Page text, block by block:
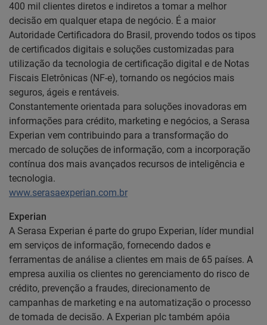
400 mil clientes diretos e indiretos a tomar a melhor
decisão em qualquer etapa de negócio. É a maior
Autoridade Certificadora do Brasil, provendo todos os tipos
de certificados digitais e soluções customizadas para
utilização da tecnologia de certificação digital e de Notas
Fiscais Eletrônicas (NF-e), tornando os negócios mais
seguros, ágeis e rentáveis.
Constantemente orientada para soluções inovadoras em
informações para crédito, marketing e negócios, a Serasa
Experian vem contribuindo para a transformação do
mercado de soluções de informação, com a incorporação
contínua dos mais avançados recursos de inteligência e
tecnologia.
www.serasaexperian.com.br
Experian
A Serasa Experian é parte do grupo Experian, líder mundial
em serviços de informação, fornecendo dados e
ferramentas de análise a clientes em mais de 65 países. A
empresa auxilia os clientes no gerenciamento do risco de
crédito, prevenção a fraudes, direcionamento de
campanhas de marketing e na automatização o processo
de tomada de decisão. A Experian plc também apóia